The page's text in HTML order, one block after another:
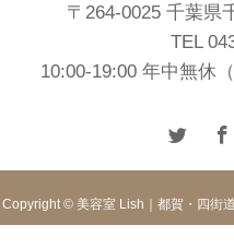
〒264-0025 千葉県
TEL
10:00-19:00 年中無休
Copyright © 美容室 Lish｜都賀・四街